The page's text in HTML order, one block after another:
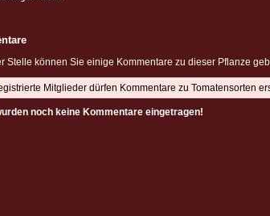
Stelle können Sie einige Kommentare zu dieser Pflanze
Mitglieder dürfen Kommentare zu Tomatensorten
noch keine Kommentare eingetragen!